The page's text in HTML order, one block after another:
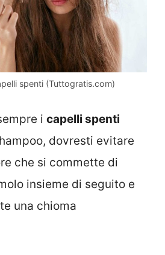
spenti (Tuttogratis.com)
i capelli spenti
dovresti evitare
che si commette di
insieme di seguito e
una chioma